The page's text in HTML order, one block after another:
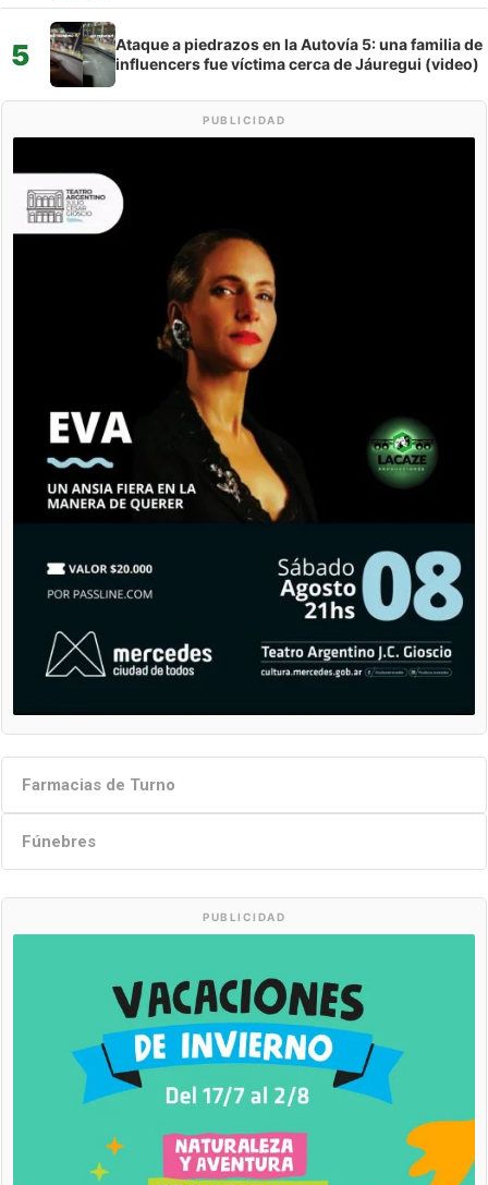
5
Ataque a piedrazos en la Autovía 5: una familia de
influencers fue víctima cerca de Jáuregui (video)
PUBLICIDAD
Farmacias de Turno
Fúnebres
PUBLICIDAD